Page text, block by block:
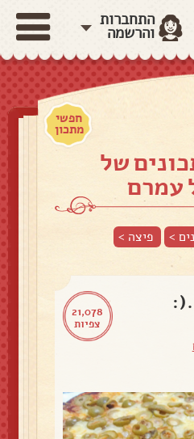
התחברות
והרשמה
חפשי
מתכון
של
עמרם
> פיצה >
21,078
צפיות